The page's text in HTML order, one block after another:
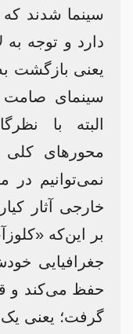
سینما شدند
دارد و توجه
یعنی بازگشت
سینمای صامت
البته با
محورهای کلی
نمی‌توانیم
خارجی آثار
بر این‌که
جغرافیایی
حفظ می‌کند و
گرفت؛ یعنی